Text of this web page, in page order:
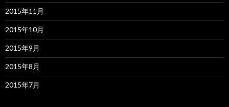
2015年11月
2015年10月
2015年9月
2015年8月
2015年7月